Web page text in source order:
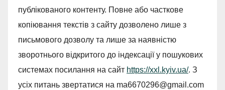
публікованого контенту. Повне або часткове
копіювання текстів з сайту дозволено лише з
письмового дозволу та лише за наявністю
зворотнього відкритого до індексації у пошукових
системах посилання на сайт https://xxl.kyiv.ua/. З
усіх питань звертатися на ma6670296@gmail.com